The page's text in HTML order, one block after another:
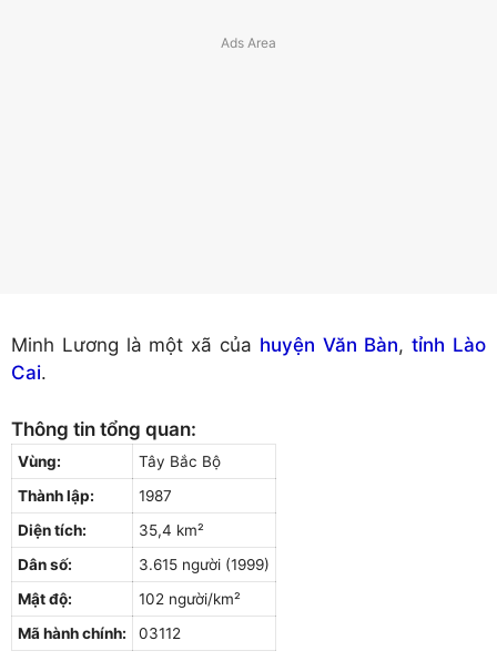
Minh Lương là một xã của huyện Văn Bàn,tỉnh Lào
Cai.
Thông tin tổng quan:
Vùng:
Tây Bắc Bộ
Thành lập:
1987
Diện tích:
35,4 km²
Dân số:
3.615 người (1999)
Mật độ:
102 người/km²
Mã hành chính:
03112